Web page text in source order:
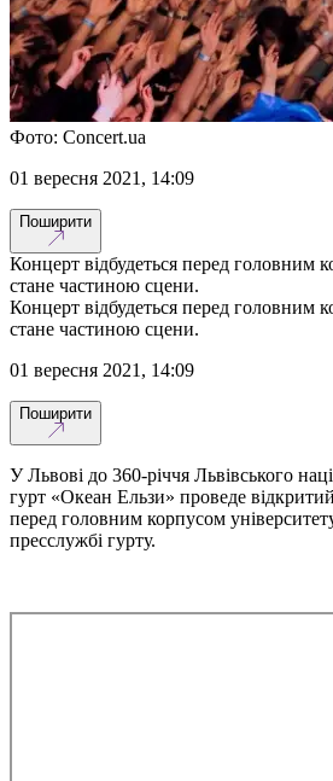
Фото: Concert.ua
01 вересня 2021, 14:09
Поширити
Концерт відбудеться перед головним
стане частиною сцени.
Концерт відбудеться перед головним
стане частиною сцени.
01 вересня 2021, 14:09
Поширити
У Львові до 360-річчя Львівського
гурт «Океан Ельзи» проведе
перед головним корпусом
пресслужбі гурту.